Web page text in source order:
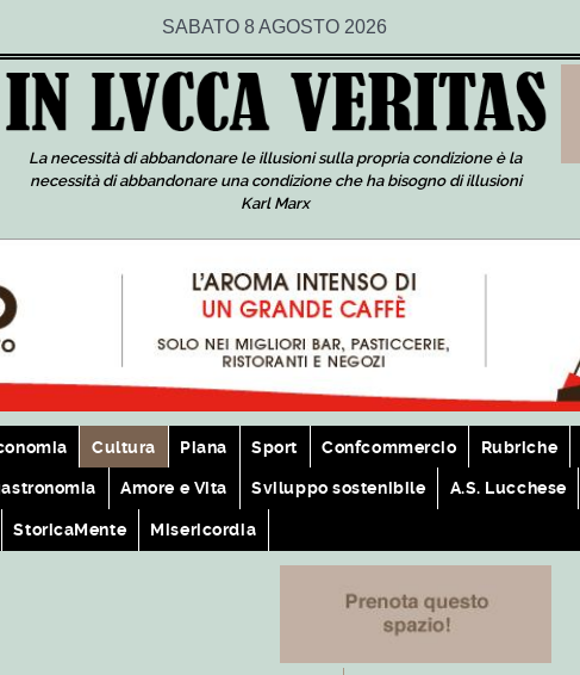
SABATO 8 AGOSTO 2026
La necessità di abbandonare le illusioni sulla propria condizione è la
necessità di abbandonare una condizione che ha bisogno di illusioni
Karl Marx
Cultura Piana Sport Confcommercio Rubriche
Amore e Vita Sviluppo sostenibile A.S. Lucchese
StoricaMente Misericordia